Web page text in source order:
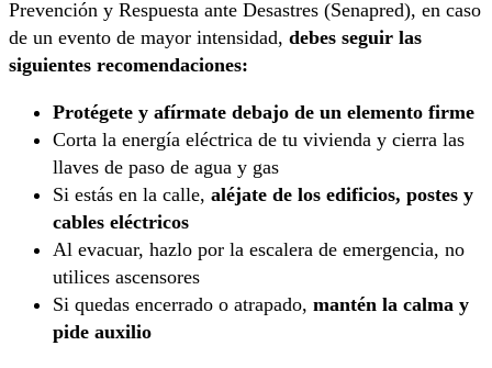
Prevención y Respuesta ante Desastres (Senapred), en caso
de un evento de mayor intensidad, debes seguir las
siguientes recomendaciones:
Protégete y afírmate debajo de un elemento firme
Corta la energía eléctrica de tu vivienda y cierra las
llaves de paso de agua y gas
Si estás en la calle, aléjate de los edificios, postes y
cables eléctricos
Al evacuar, hazlo por la escalera de emergencia, no
utilices ascensores
Si quedas encerrado o atrapado, mantén la calma y
pide auxilio